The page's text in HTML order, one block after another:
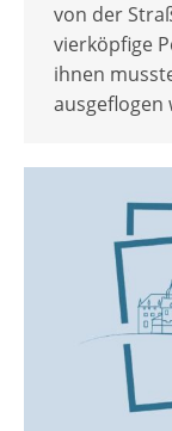
von der
vierköpfige
ihnen
ausgeflogen